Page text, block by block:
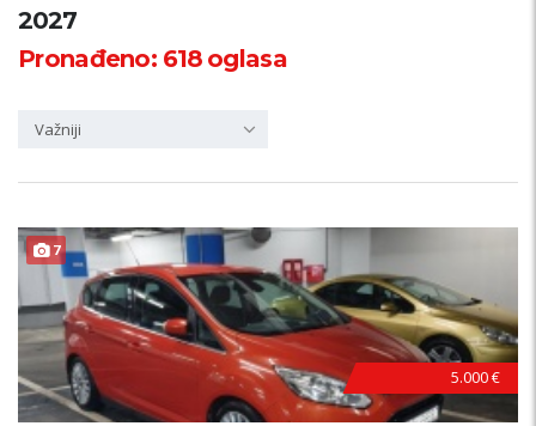
Samo sa slikom
2027
Pronađeno: 618oglasa
Važniji
7
5.000 €